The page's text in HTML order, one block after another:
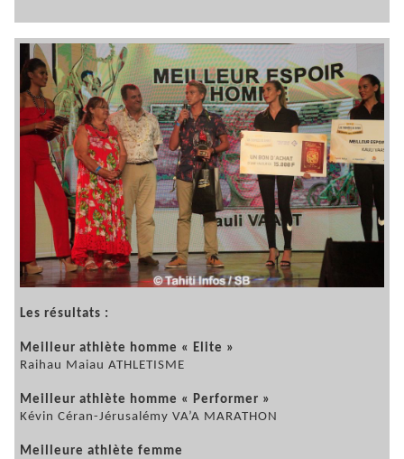
Les résultats :
Meilleur athlète homme « Elite »
Raihau Maiau ATHLETISME
Meilleur athlète homme « Performer »
Kévin Céran-Jérusalémy VA’A MARATHON
Meilleure athlète femme